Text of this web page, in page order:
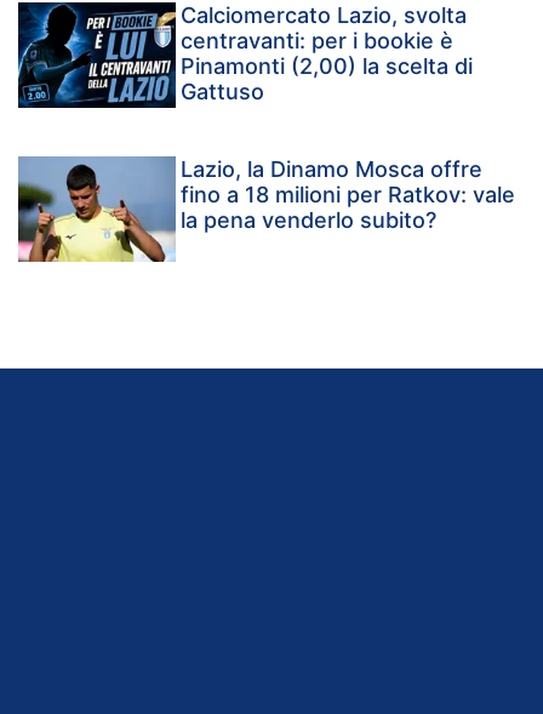
Calciomercato Lazio, svolta
centravanti: per i bookie è
Pinamonti (2,00) la scelta di
Gattuso
Lazio, la Dinamo Mosca offre
fino a 18 milioni per Ratkov: vale
la pena venderlo subito?